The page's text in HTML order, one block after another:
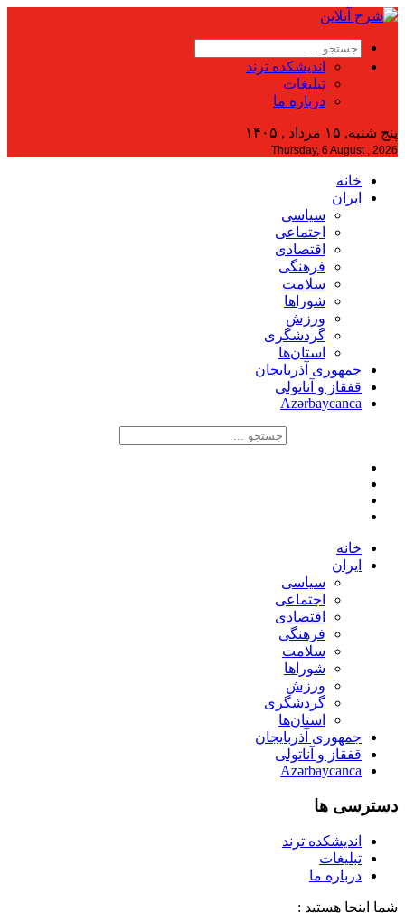
اندیشکده ترند
تبلیغات
درباره ما
پنج شنبه, ۱۵ مرداد , ۱۴۰۵
Thursday, 6 August , 2026
خانه
ایران
سیاسی
اجتماعی
اقتصادی
فرهنگی
سلامت
شوراها
ورزش
گردشگری
استان‌ها
جمهوری آذربایجان
قفقاز و آناتولی
Azərbaycanca
خانه
ایران
سیاسی
اجتماعی
اقتصادی
فرهنگی
سلامت
شوراها
ورزش
گردشگری
استان‌ها
جمهوری آذربایجان
قفقاز و آناتولی
Azərbaycanca
دسترسی ها
اندیشکده ترند
تبلیغات
درباره ما
شما اینجا هستید :